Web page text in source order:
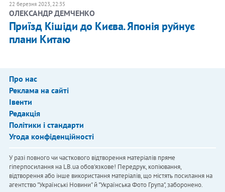
22 березня 2023, 22:35
ОЛЕКСАНДР ДЕМЧЕНКО
Приїзд Кішіди до Києва. Японія руйнує
плани Китаю
Про нас
Реклама на сайті
Івенти
Редакція
Політики і стандарти
Угода конфіденційності
У разі повного чи часткового відтворення матеріалів пряме
гіперпосилання на LB.ua обов'язкове! Передрук, копіювання,
відтворення або інше використання матеріалів, що містять посилання на
агентство "Українськi Новини" й "Українська Фото Група", заборонено.